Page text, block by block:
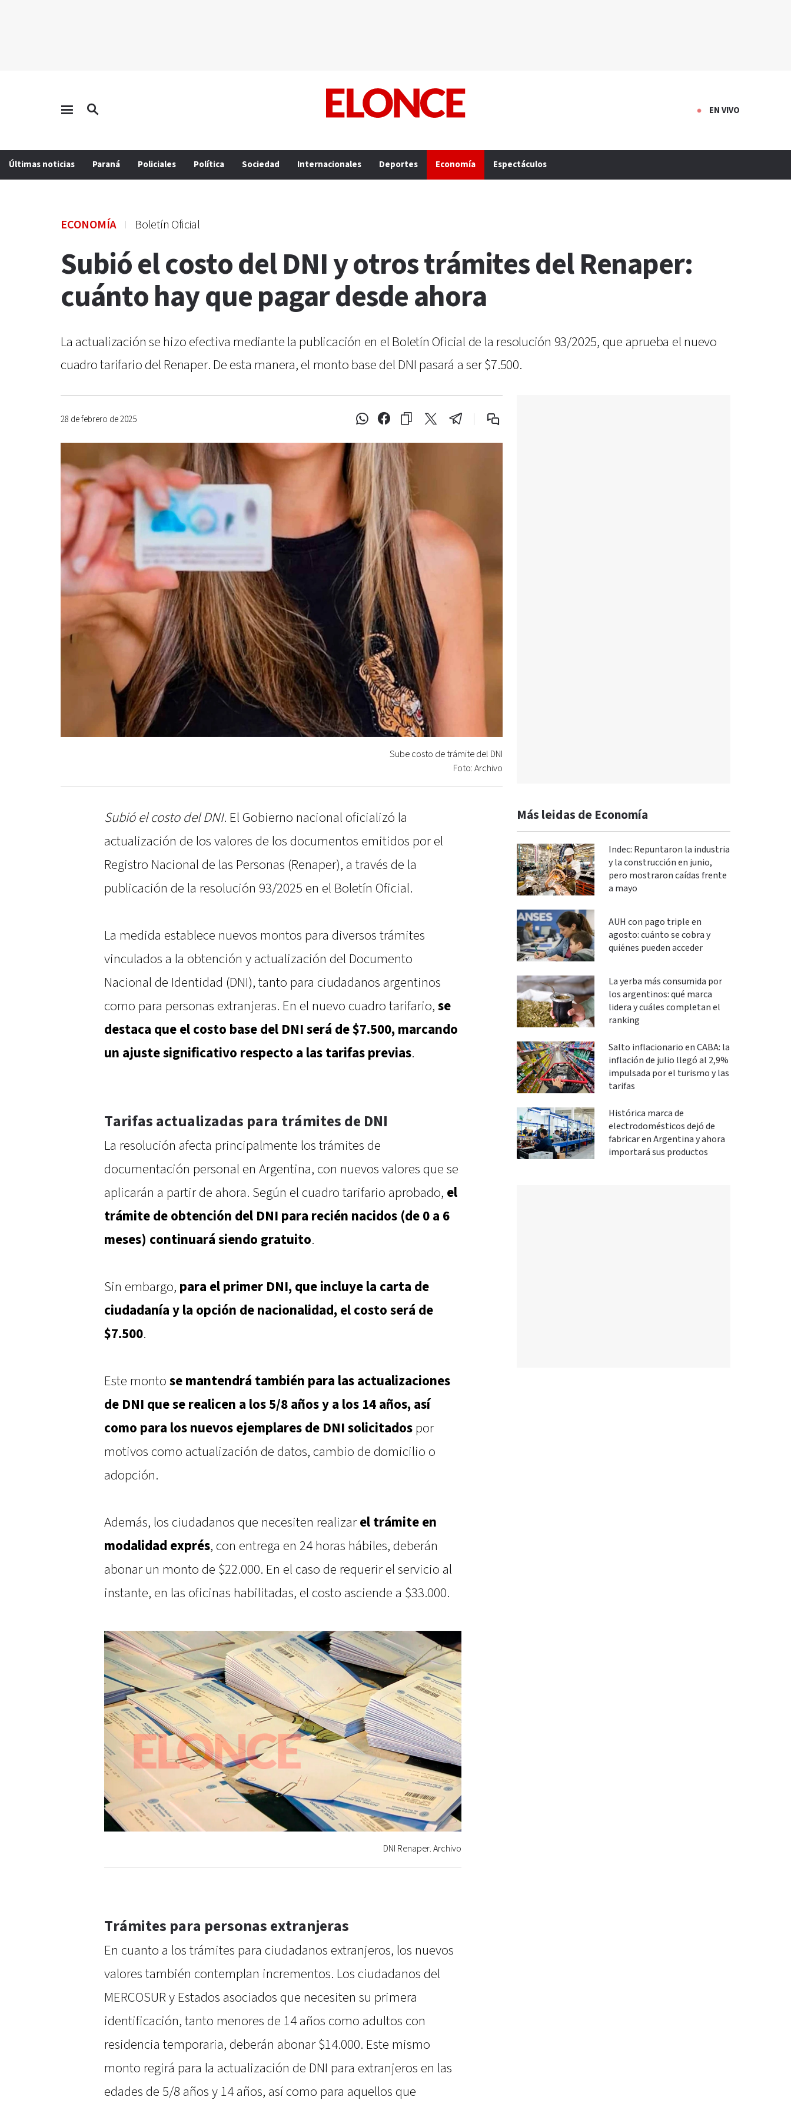
EN VIVO
Últimas noticias Paraná Policiales Política Sociedad Internacionales Deportes Economía Espectáculos
ECONOMÍA Boletín Oficial
Subió el costo del DNI y otros trámites del Renaper:
cuánto hay que pagar desde ahora
La actualización se hizo efectiva mediante la publicación en el Boletín Oficial de la resolución 93/2025, que aprueba el nuevo
cuadro tarifario del Renaper. De esta manera, el monto base del DNI pasará a ser $7.500.
28 de febrero de 2025
Sube costo de trámite del DNI
Foto: Archivo
Subió el costo del DNI. El Gobierno nacional oficializó la
actualización de los valores de los documentos emitidos por el
Registro Nacional de las Personas (Renaper), a través de la
publicación de la resolución 93/2025 en el Boletín Oficial.
La medida establece nuevos montos para diversos trámites
vinculados a la obtención y actualización del Documento
Nacional de Identidad (DNI), tanto para ciudadanos argentinos
como para personas extranjeras. En el nuevo cuadro tarifario, se
destaca que el costo base del DNI será de $7.500, marcando
un ajuste significativo respecto a las tarifas previas.
Tarifas actualizadas para trámites de DNI
La resolución afecta principalmente los trámites de
documentación personal en Argentina, con nuevos valores que se
aplicarán a partir de ahora. Según el cuadro tarifario aprobado, el
trámite de obtención del DNI para recién nacidos (de 0 a 6
meses) continuará siendo gratuito.
Sin embargo, para el primer DNI, que incluye la carta de
ciudadanía y la opción de nacionalidad, el costo será de
$7.500.
Este monto se mantendrá también para las actualizaciones
de DNI que se realicen a los 5/8 años y a los 14 años, así
como para los nuevos ejemplares de DNI solicitados por
motivos como actualización de datos, cambio de domicilio o
adopción.
Además, los ciudadanos que necesiten realizarel trámite en
modalidad exprés, con entrega en 24 horas hábiles, deberán
abonar un monto de $22.000. En el caso de requerir el servicio al
instante, en las oficinas habilitadas, el costo asciende a $33.000.
DNI Renaper. Archivo
Trámites para personas extranjeras
En cuanto a los trámites para ciudadanos extranjeros, los nuevos
valores también contemplan incrementos. Los ciudadanos del
MERCOSUR y Estados asociados que necesiten su primera
identificación, tanto menores de 14 años como adultos con
residencia temporaria, deberán abonar $14.000. Este mismo
monto regirá para la actualización de DNI para extranjeros en las
edades de 5/8 años y 14 años, así como para aquellos que
Más leidas de Economía
Indec: Repuntaron la industria
y la construcción en junio,
pero mostraron caídas frente
a mayo
AUH con pago triple en
agosto: cuánto se cobra y
quiénes pueden acceder
La yerba más consumida por
los argentinos: qué marca
lidera y cuáles completan el
ranking
Salto inflacionario en CABA: la
inflación de julio llegó al 2,9%
impulsada por el turismo y las
tarifas
Histórica marca de
electrodomésticos dejó de
fabricar en Argentina y ahora
importará sus productos